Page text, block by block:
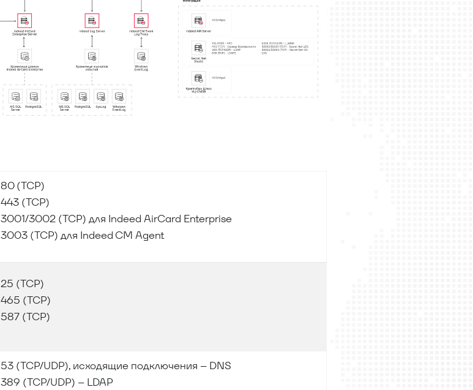
80 (TCP)
443 (TCP)
3001/3002 (TCP) для Indeed AirCard Enterprise
3003 (TCP) для Indeed CM Agent
25 (TCP)
465 (TCP)
587 (TCP)
53 (TCP/UDP), исходящие подключения – DNS
389 (TCP/UDP) – LDAP